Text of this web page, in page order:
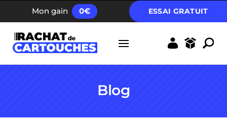
FRAIS D’ENVOI GRATUIT DÈS 40 EUROS
Mon gain 0€ ESSAI GRATUIT
Blog